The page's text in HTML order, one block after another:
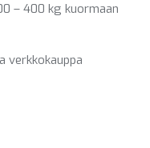
– 400 kg kuormaan
verkkokauppa